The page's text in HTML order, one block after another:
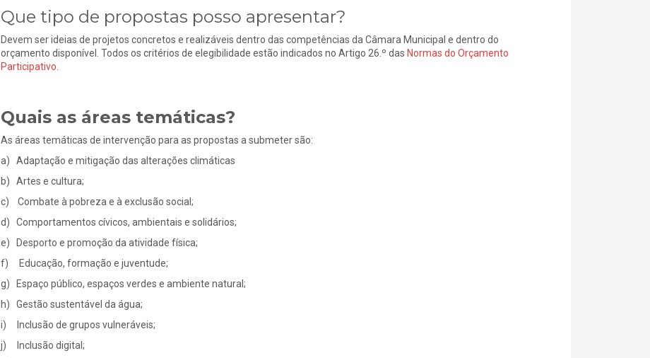
Que tipo de propostas posso apresentar?
Devem ser ideias de projetos concretos e realizáveis dentro das competências da Câmara Municipal e dentro do
orçamento disponível. Todos os critérios de elegibilidade estão indicados no Artigo 26.º das Normas do Orçamento
Participativo
Quais as áreas temáticas?
As áreas temáticas de intervenção para as propostas a submeter são:
a) Adaptação e mitigação das alterações climáticas
b) Artes e cultura;
c) Combate à pobreza e à exclusão social;
d) Comportamentos cívicos, ambientais e solidários;
e) Desporto e promoção da atividade física;
f) Educação, formação e juventude;
g) Espaço público, espaços verdes e ambiente natural;
h) Gestão sustentável da água;
i) Inclusão de grupos vulneráveis;
j) Inclusão digital;